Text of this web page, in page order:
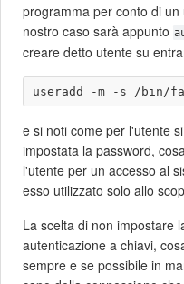
programma per conto di
nostro caso sarà appunto
creare detto utente su
e si noti come per l'utente
impostata la password,
l'utente per un accesso al
esso utilizzato solo allo
La scelta di non impostare
autenticazione a chiavi,
sempre e se possibile in